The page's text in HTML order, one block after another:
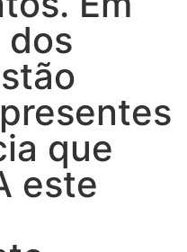
dos
que
este